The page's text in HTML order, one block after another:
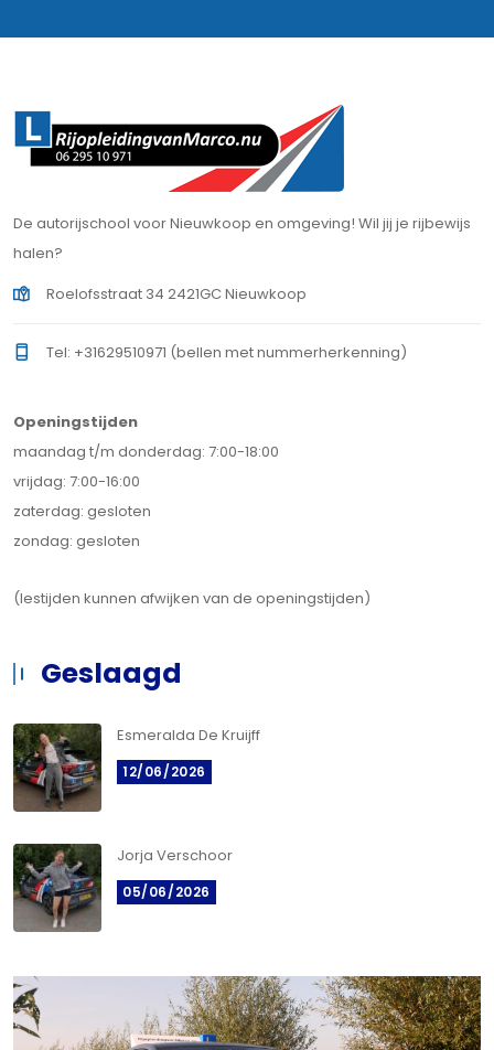
De autorijschool voor Nieuwkoop en omgeving! Wil jij je rijbewijs
halen?
Roelofsstraat 34 2421GC Nieuwkoop
Tel: +31629510971 (bellen met nummerherkenning)
Openingstijden
maandag t/m donderdag: 7:00-18:00
vrijdag: 7:00-16:00
zaterdag: gesloten
zondag: gesloten
(lestijden kunnen afwijken van de openingstijden)
Geslaagd
Esmeralda De Kruijff
12/06/2026
Jorja Verschoor
05/06/2026